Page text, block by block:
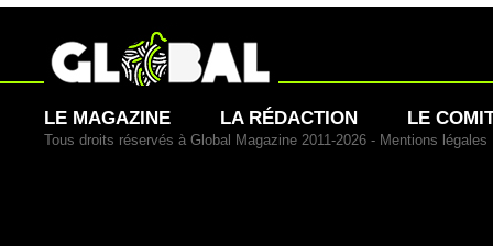
LE MAGAZINE LA RÉDACTION LE
Tous droits réservés à Global Magazine 2011-2026 - Mentions légales